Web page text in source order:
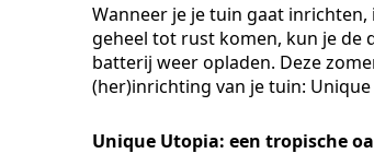
Wanneer je je tuin gaat
geheel tot rust komen, kun je de
batterij weer opladen. Deze
(her)inrichting van je tuin:
Unique Utopia: een tropische